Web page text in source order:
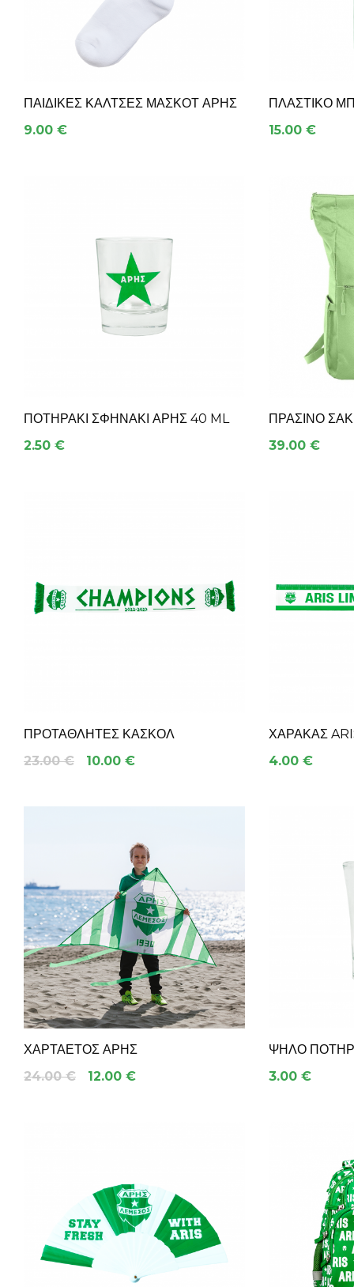
ΠΑΙΔΙΚΈΣ ΚΆΛΤΣΕΣ ΜΑΣΚΌΤ ΆΡΗΣ
9.00 €
ΠΛΑΣΤΙΚΌ
15.00 €
ΠΟΤΗΡΆΚΙ ΣΦΗΝΆΚΙ ΑΡΗΣ 40 ML
2.50 €
ΠΡΑΣΙΝΟ
39.00 €
ΠΡΟΤΑΘΛΗΤΕΣ ΚΑΣΚΟΛ
23.00 €
10.00 €
ΧΆΡΑΚΑΣ
4.00 €
ΧΑΡΤΑΕΤΌΣ ΆΡΗΣ
24.00 €
12.00 €
ΨΗΛΌ
3.00 €